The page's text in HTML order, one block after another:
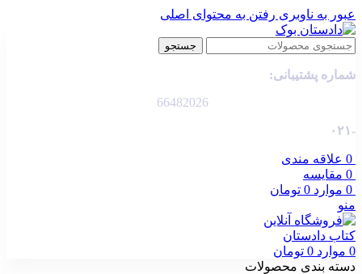
عبور به ناوبری رفتن به محتوای اصلی
جستجو
شماره پشتیبانی:
66482026
-۰۲۱
0 علاقه مندی
0 مقایسه
0 موارد 0 تومان
منو
0 موارد 0 تومان
دسته بندی محصولات